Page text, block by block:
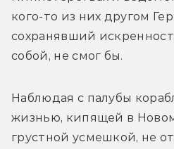
кого-то из них другом
сохранявший
собой, не смог бы.
Наблюдая с палубы
жизнью, кипящей в
грустной усмешкой, не